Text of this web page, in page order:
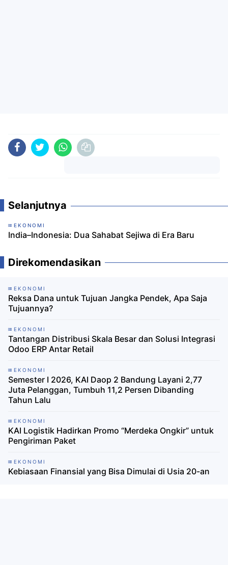
Selanjutnya
EKONOMI
India–Indonesia: Dua Sahabat Sejiwa di Era Baru
Direkomendasikan
EKONOMI
Reksa Dana untuk Tujuan Jangka Pendek, Apa Saja
Tujuannya?
EKONOMI
Tantangan Distribusi Skala Besar dan Solusi Integrasi
Odoo ERP Antar Retail
EKONOMI
Semester I 2026, KAI Daop 2 Bandung Layani 2,77
Juta Pelanggan, Tumbuh 11,2 Persen Dibanding
Tahun Lalu
EKONOMI
KAI Logistik Hadirkan Promo “Merdeka Ongkir” untuk
Pengiriman Paket
EKONOMI
Kebiasaan Finansial yang Bisa Dimulai di Usia 20-an